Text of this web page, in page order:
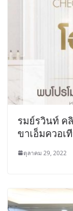
รมย์รวินท์ ค
ขาเอ็มควอเ
ตุลาคม 29, 2022